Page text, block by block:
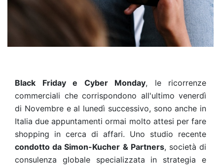
Black Friday e Cyber Monday, le ricorrenze
commerciali che corrispondono all'ultimo venerdì
di Novembre e al lunedì successivo, sono anche in
Italia due appuntamenti ormai molto attesi per fare
shopping in cerca di affari. Uno studio recente
condotto da Simon-Kucher & Partners, società di
consulenza globale specializzata in strategia e